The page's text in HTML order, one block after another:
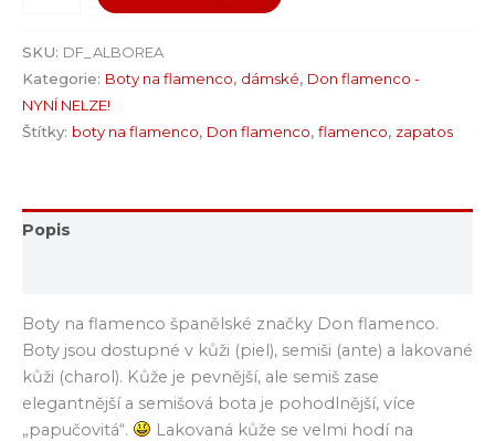
SKU: DF_ALBOREA
Kategorie: Boty na flamenco, dámské, Don flamenco -
NYNÍ NELZE!
Štítky: boty na flamenco, Don flamenco, flamenco, zapatos
Popis
Boty na flamenco španělské značky Don flamenco.
Boty jsou dostupné v kůži (piel), semiši (ante) a lakované
kůži (charol). Kůže je pevnější, ale semiš zase
elegantnější a semišová bota je pohodlnější, více
„papučovitá“.
Lakovaná kůže se velmi hodí na